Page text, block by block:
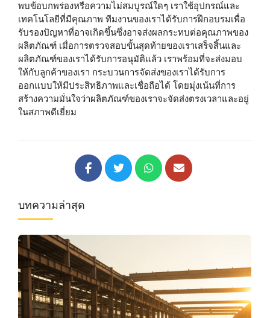
พบข้อบกพร่องหรือความไม่สมบูรณ์ใดๆ เราใช้อุปกรณ์และ
เทคโนโลยีที่มีคุณภาพ ทีมงานของเราได้รับการฝึกอบรมเพื่อ
รับรองปัญหาที่อาจเกิดขึ้นซึ่งอาจส่งผลกระทบต่อคุณภาพของ
ผลิตภัณฑ์ เมื่อการตรวจสอบขั้นสุดท้ายของเราเสร็จสิ้นและ
ผลิตภัณฑ์ของเราได้รับการอนุมัติแล้ว เราพร้อมที่จะส่งมอบ
ให้กับลูกค้าของเรา กระบวนการจัดส่งของเราได้รับการ
ออกแบบให้มีประสิทธิภาพและเชื่อถือได้ โดยมุ่งเน้นที่การ
สร้างความมั่นใจว่าผลิตภัณฑ์ของเราจะจัดส่งตรงเวลาและอยู่
ในสภาพดีเยี่ยม
บทความล่าสุด